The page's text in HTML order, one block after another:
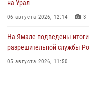
на Урал
06 августа 2026, 12:14 3
На Ямале подведены
разрешительной службы
05 августа 2026, 11:50